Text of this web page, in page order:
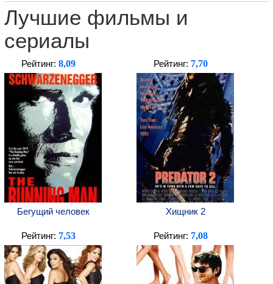
Лучшие фильмы и
сериалы
Рейтинг: 8,09
Бегущий человек
Рейтинг: 7,70
Хищник 2
Рейтинг: 7,53 Рейтинг: 7,08